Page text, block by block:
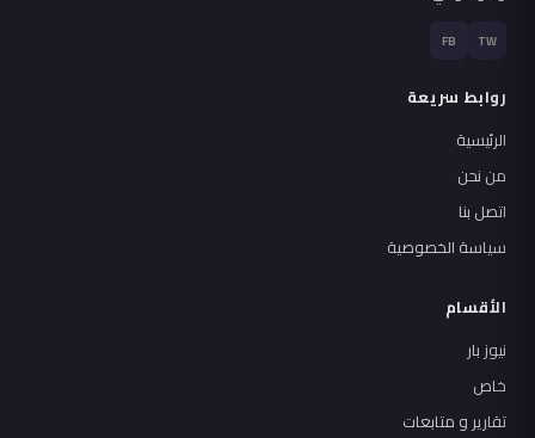
TW
FB
روابط سريعة
الرئيسية
من نحن
اتصل بنا
سياسة الخصوصية
الأقسام
نيوز بار
خاص
تقارير و متابعات